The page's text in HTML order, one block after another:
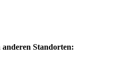
Standorten: